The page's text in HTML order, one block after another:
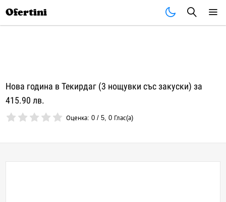
Ofertini
Нова година в Текирдаг (3 нощувки със закуски) за
415.90 лв.
Оценка:0 /5,0 Глас(а)